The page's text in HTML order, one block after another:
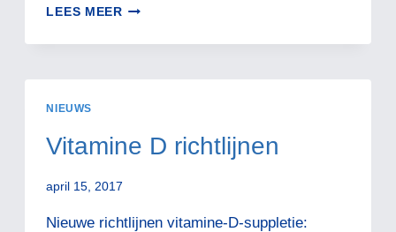
LEES MEERLEKKER
NIEUWS
Vitamine D richtlijnen
april 15, 2017
Nieuwe richtlijnen vitamine-D-suppletie: